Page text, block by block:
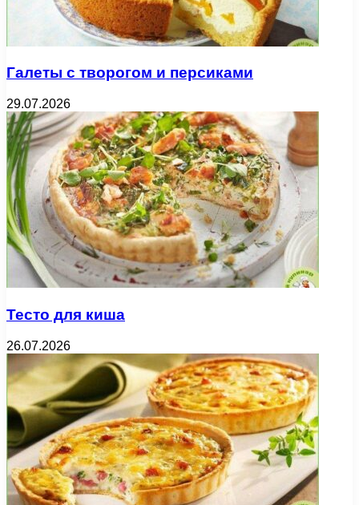
Галеты с творогом и персиками
29.07.2026
Тесто для киша
26.07.2026